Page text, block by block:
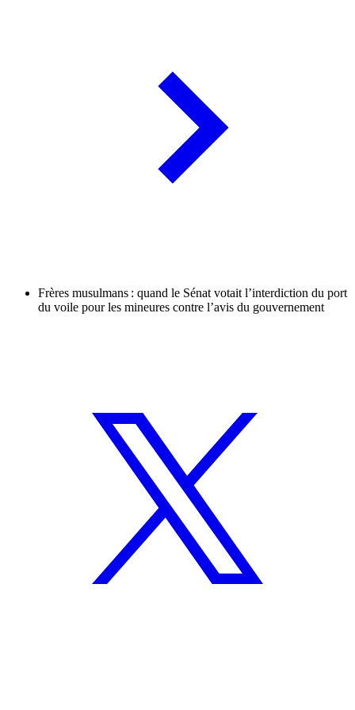
Frères musulmans : quand le Sénat votait l’interdiction du port
du voile pour les mineures contre l’avis du gouvernement